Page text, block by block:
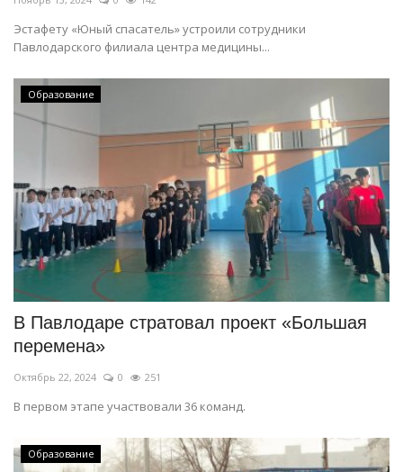
Эстафету «Юный спасатель» устроили сотрудники
Павлодарского филиала центра медицины...
Образование
В Павлодаре стратовал проект «Большая
перемена»
Октябрь 22, 2024 0 251
В первом этапе участвовали 36 команд.
Образование